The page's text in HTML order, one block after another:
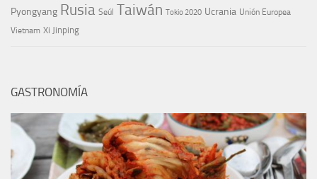
Pyongyang Rusia Seúl Taiwán Tokio 2020 Ucrania Unión Europea
Vietnam Xi Jinping
GASTRONOMÍA